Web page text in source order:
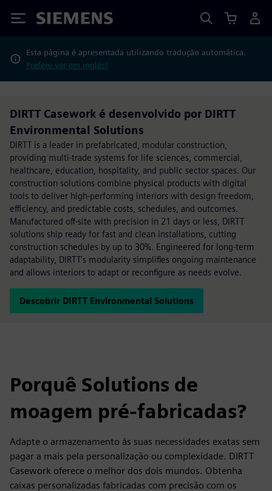
Siemens
Esta página é apresentada utilizando tradução automática.
Prefere ver em inglês?
DIRTT Casework é desenvolvido por DIRTT
Environmental Solutions
DIRTT is a leader in prefabricated, modular construction,
providing multi-trade systems for life sciences, commercial,
healthcare, education, hospitality, and public sector spaces. Our
construction solutions combine physical products with digital
tools to deliver high-performing interiors with design freedom,
efficiency, and predictable costs, schedules, and outcomes.
Manufactured off-site with precision in 21 days or less, DIRTT
solutions ship ready for fast and clean installations, cutting
construction schedules by up to 30%. Engineered for long-term
adaptability, DIRTT's modularity simplifies ongoing maintenance
and allows interiors to adapt or reconfigure as needs evolve.
Descobrir DIRTT Environmental Solutions
Porquê Solutions de
moagem pré-fabricadas?
Adapte o armazenamento às suas necessidades exatas sem
pagar a mais pela personalização ou complexidade. DIRTT
Casework oferece o melhor dos dois mundos. Obtenha
caixas personalizadas fabricadas com precisão com os